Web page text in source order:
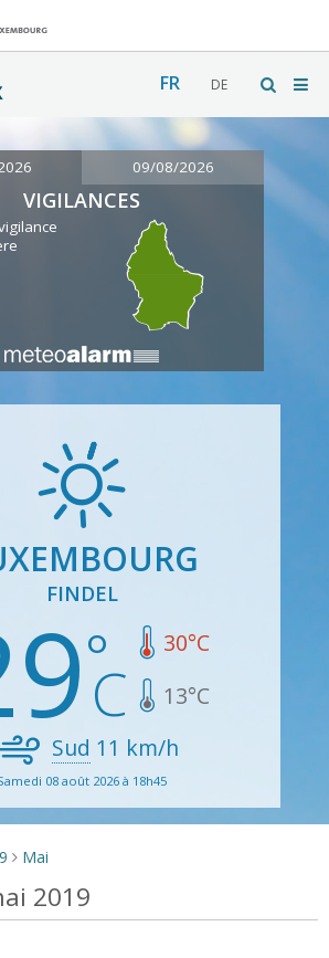
FR DE
09/08/2026
VIGILANCES
FINDEL
30°C
13°C
Sud 11 km/h
08 août 2026 à 18h45
> Mai
2019